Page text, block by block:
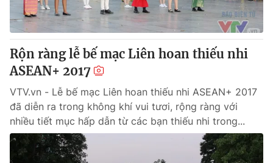
Góc doanh nghiệp
Truyền hình
Phim VTV
Hậu trường
Nhân vật
Khán giả
Giải sao mai
Giải trí
Điện ảnh
Âm nhạc
Sao
Đời sống
Du lịch
Làm đẹp
Chất lượng cuộc sống
Giáo dục
Tuyển sinh
Công nghệ
Rộn ràng lễ bế mạc Liên hoan thiếu nhi
ASEAN+ 2017
VTV.vn - Lễ bế mạc Liên hoan thiếu nhi ASEAN+ 2017
đã diễn ra trong không khí vui tươi, rộng ràng với
nhiều tiết mục hấp dẫn từ các bạn thiếu nhi trong...